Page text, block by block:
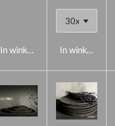
In winkelwagen In winkelwagen